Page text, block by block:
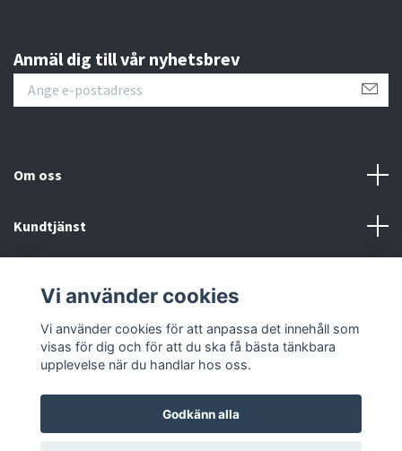
Anmäl dig till vår nyhetsbrev
Om oss
Kundtjänst
Sociala medier
Vi använder cookies
Vi använder cookies för att anpassa det innehåll som
visas för dig och för att du ska få bästa tänkbara
upplevelse när du handlar hos oss.
Godkänn alla